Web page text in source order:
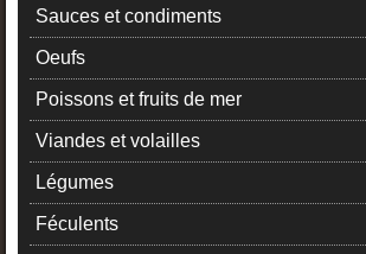
Sauces et condiments
Oeufs
Poissons et fruits de mer
Viandes et volailles
Légumes
Féculents